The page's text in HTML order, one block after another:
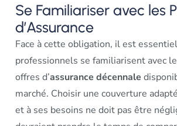
Se Familiariser avec les
d’Assurance
Face à cette obligation, il est
professionnels se familiarisent avec
offres d’assurance décennale
marché. Choisir une couverture
et à ses besoins ne doit pas être